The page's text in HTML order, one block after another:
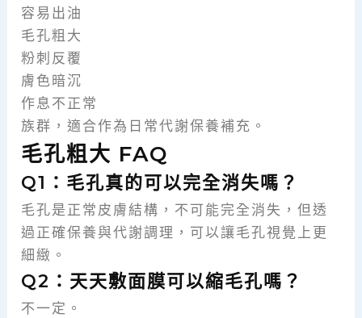
容易出油
毛孔粗大
粉刺反覆
膚色暗沉
作息不正常
族群，適合作為日常代謝保養補充。
毛孔粗大 FAQ
Q1：毛孔真的可以完全消失嗎？
毛孔是正常皮膚結構，不可能完全消失，但透
過正確保養與代謝調理，可以讓毛孔視覺上更
細緻。
Q2：天天敷面膜可以縮毛孔嗎？
不一定。